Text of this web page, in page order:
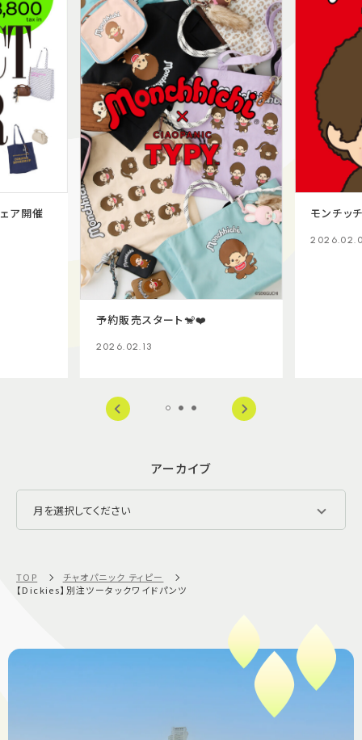
ア開催
予約販売スタート🐒❤️
2026.02.13
モンチッ
アーカイブ
TOP
チャオパニック ティピー
【Dickies】別注ツータックワイドパンツ